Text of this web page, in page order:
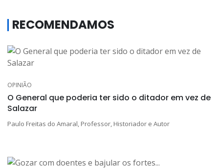
RECOMENDAMOS
OPINIÃO
O General que poderia ter sido o ditador em vez de
Salazar
Paulo Freitas do Amaral, Professor, Historiador e Autor